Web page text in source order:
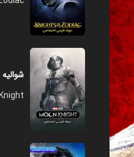
شوالیه